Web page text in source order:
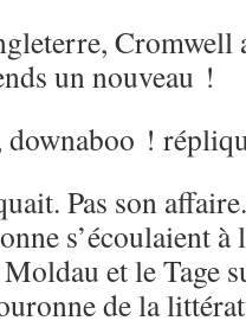
un nouveau !
!
Pas son
s’écoulaient à
et le Tage
de la